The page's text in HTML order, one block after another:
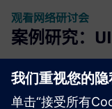
观看网络研讨会
案例研究：
UINFOR Software
的数字解决方案提
字化战略并优化制